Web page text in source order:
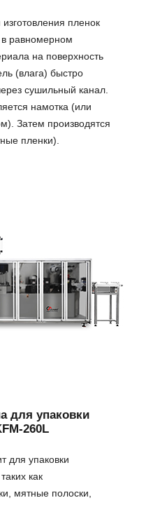
пленок
в равномерном
на поверхность
(влага) быстро
сушильный канал.
намотка (или
Затем производятся
пленки).
для упаковки
260L
для упаковки
как
мятные полоски,